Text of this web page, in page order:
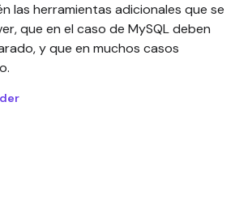
las herramientas adicionales que se
que en el caso de MySQL deben
y que en muchos casos